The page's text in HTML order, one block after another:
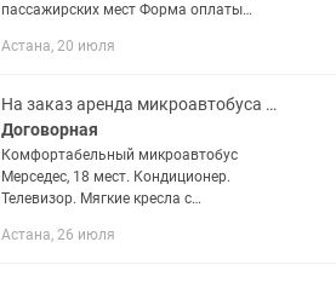
пассажирских мест Форма оплаты
Микроавтобусы и оснащены
системой...
Астана, 20 июля
На заказ аренда микроавтобуса автобуса пассажирские перевозки спринтер
Договорная
Комфортабельный микроавтобус
Мерседес, 18 мест. Кондиционер.
Телевизор. Мягкие кресла с
аккуратный салон -Город, межгород
Астана, 26 июля